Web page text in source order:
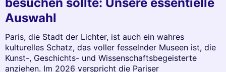
besuchen sollte: Unsere essentielle
Auswahl
Paris, die Stadt der Lichter, ist auch ein wahres
kulturelles Schatz, das voller fesselnder Museen ist, die
Kunst-, Geschichts- und Wissenschaftsbegeisterte
anziehen. Im 2026 verspricht die Pariser